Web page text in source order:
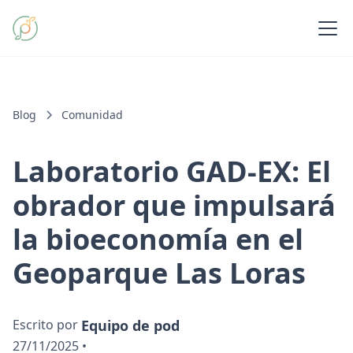
Blog Comunidad
Laboratorio GAD-EX: El
obrador que impulsará
la bioeconomía en el
Geoparque Las Loras
Escrito por Equipo de pod
27/11/2025 •